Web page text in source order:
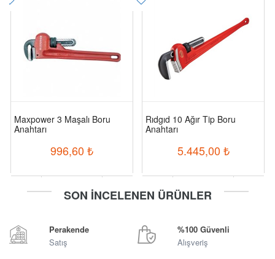
Maxpower 3 Maşalı Boru
Anahtarı
996,60 ₺
Rıdgıd 10 Ağır Tip Boru
Anahtarı
5.445,00 ₺
SON İNCELENEN ÜRÜNLER
Perakende
Satış
%100 Güvenli
Alışveriş